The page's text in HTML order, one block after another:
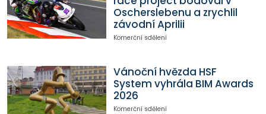
Oscherslebenu a zrychlil
závodní Aprilii
Komerční sdělení
Vánoční hvězda HSF
System vyhrála BIM Awards
2026
Komerční sdělení